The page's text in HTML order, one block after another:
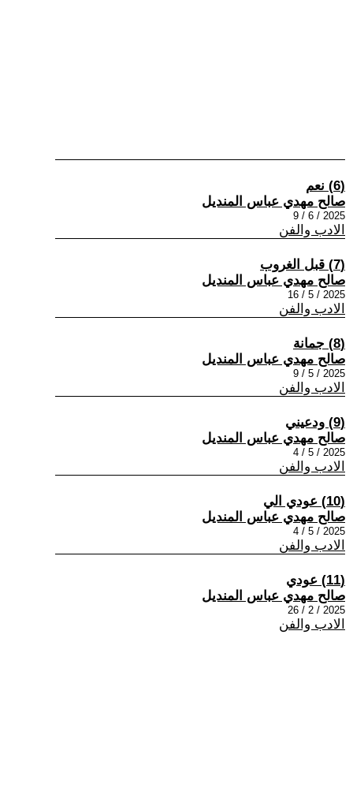
(6) نعم
صالح مهدي عباس المنديل
2025 / 6 / 9
الادب والفن
(7) قبل الغروب
صالح مهدي عباس المنديل
2025 / 5 / 16
الادب والفن
(8) جمانة
صالح مهدي عباس المنديل
2025 / 5 / 9
الادب والفن
(9) ودعيني
صالح مهدي عباس المنديل
2025 / 5 / 4
الادب والفن
(10) عودي الي
صالح مهدي عباس المنديل
2025 / 5 / 4
الادب والفن
(11) عودي
صالح مهدي عباس المنديل
2025 / 2 / 26
الادب والفن